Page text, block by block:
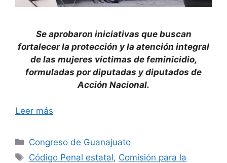
Se aprobaron iniciativas que buscan
fortalecer la protección y la atención integral
de las mujeres víctimas de feminicidio,
formuladas por diputadas y diputados de
Acción Nacional.
Leer más
Categorías
Congreso de Guanajuato
Etiquetas
Código Penal estatal, Comisión para la